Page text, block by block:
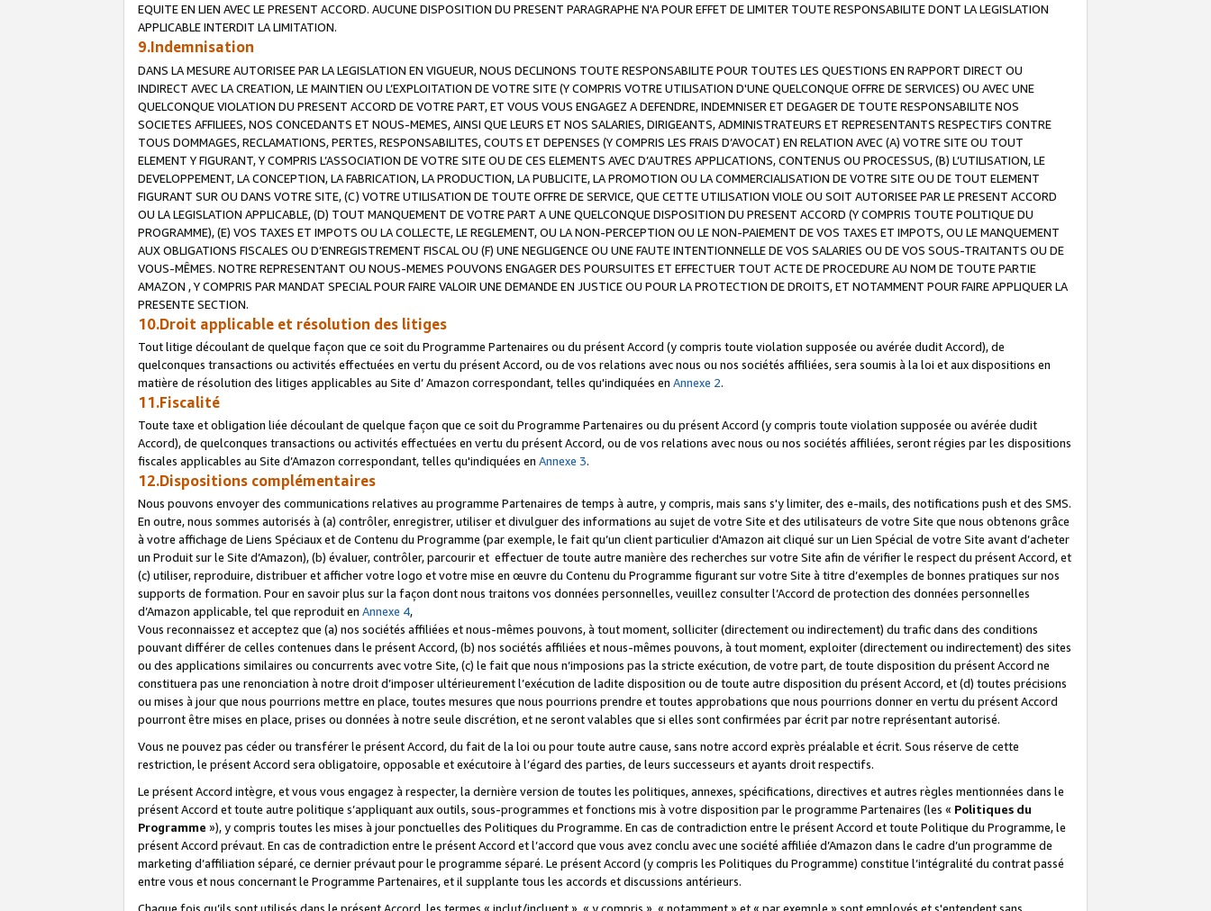
EQUITE EN LIEN AVEC LE PRESENT ACCORD. AUCUNE DISPOSITION DU PRESENT PARAGRAPHE N'A POUR EFFET DE LIMITER TOUTE RESPONSABILITE DONT LA LEGISLATION
APPLICABLE INTERDIT LA LIMITATION.
9.Indemnisation
DANS LA MESURE AUTORISEE PAR LA LEGISLATION EN VIGUEUR, NOUS DECLINONS TOUTE RESPONSABILITE POUR TOUTES LES QUESTIONS EN RAPPORT DIRECT OU
INDIRECT AVEC LA CREATION, LE MAINTIEN OU L’EXPLOITATION DE VOTRE SITE (Y COMPRIS VOTRE UTILISATION D'UNE QUELCONQUE OFFRE DE SERVICES) OU AVEC UNE
QUELCONQUE VIOLATION DU PRESENT ACCORD DE VOTRE PART, ET VOUS VOUS ENGAGEZ A DEFENDRE, INDEMNISER ET DEGAGER DE TOUTE RESPONSABILITE NOS
SOCIETES AFFILIEES, NOS CONCEDANTS ET NOUS-MEMES, AINSI QUE LEURS ET NOS SALARIES, DIRIGEANTS, ADMINISTRATEURS ET REPRESENTANTS RESPECTIFS CONTRE
TOUS DOMMAGES, RECLAMATIONS, PERTES, RESPONSABILITES, COUTS ET DEPENSES (Y COMPRIS LES FRAIS D’AVOCAT) EN RELATION AVEC (A) VOTRE SITE OU TOUT
ELEMENT Y FIGURANT, Y COMPRIS L’ASSOCIATION DE VOTRE SITE OU DE CES ELEMENTS AVEC D’AUTRES APPLICATIONS, CONTENUS OU PROCESSUS, (B) L’UTILISATION, LE
DEVELOPPEMENT, LA CONCEPTION, LA FABRICATION, LA PRODUCTION, LA PUBLICITE, LA PROMOTION OU LA COMMERCIALISATION DE VOTRE SITE OU DE TOUT ELEMENT
FIGURANT SUR OU DANS VOTRE SITE, (C) VOTRE UTILISATION DE TOUTE OFFRE DE SERVICE, QUE CETTE UTILISATION VIOLE OU SOIT AUTORISEE PAR LE PRESENT ACCORD
OU LA LEGISLATION APPLICABLE, (D) TOUT MANQUEMENT DE VOTRE PART A UNE QUELCONQUE DISPOSITION DU PRESENT ACCORD (Y COMPRIS TOUTE POLITIQUE DU
PROGRAMME), (E) VOS TAXES ET IMPOTS OU LA COLLECTE, LE REGLEMENT, OU LA NON-PERCEPTION OU LE NON-PAIEMENT DE VOS TAXES ET IMPOTS, OU LE MANQUEMENT
AUX OBLIGATIONS FISCALES OU D’ENREGISTREMENT FISCAL OU (F) UNE NEGLIGENCE OU UNE FAUTE INTENTIONNELLE DE VOS SALARIES OU DE VOS SOUS-TRAITANTS OU DE
VOUS-MÊMES. NOTRE REPRESENTANT OU NOUS-MEMES POUVONS ENGAGER DES POURSUITES ET EFFECTUER TOUT ACTE DE PROCEDURE AU NOM DE TOUTE PARTIE
AMAZON , Y COMPRIS PAR MANDAT SPECIAL POUR FAIRE VALOIR UNE DEMANDE EN JUSTICE OU POUR LA PROTECTION DE DROITS, ET NOTAMMENT POUR FAIRE APPLIQUER LA
PRESENTE SECTION.
10.Droit applicable et résolution des litiges
Tout litige découlant de quelque façon que ce soit du Programme Partenaires ou du présent Accord (y compris toute violation supposée ou avérée dudit Accord), de
quelconques transactions ou activités effectuées en vertu du présent Accord, ou de vos relations avec nous ou nos sociétés affiliées, sera soumis à la loi et aux dispositions en
matière de résolution des litiges applicables au Site d’ Amazon correspondant, telles qu'indiquées en Annexe 2.
11.Fiscalité
Toute taxe et obligation liée découlant de quelque façon que ce soit du Programme Partenaires ou du présent Accord (y compris toute violation supposée ou avérée dudit
Accord), de quelconques transactions ou activités effectuées en vertu du présent Accord, ou de vos relations avec nous ou nos sociétés affiliées, seront régies par les dispositions
fiscales applicables au Site d’Amazon correspondant, telles qu'indiquées en Annexe 3.
12.Dispositions complémentaires
Nous pouvons envoyer des communications relatives au programme Partenaires de temps à autre, y compris, mais sans s'y limiter, des e-mails, des notifications push et des SMS.
En outre, nous sommes autorisés à (a) contrôler, enregistrer, utiliser et divulguer des informations au sujet de votre Site et des utilisateurs de votre Site que nous obtenons grâce
à votre affichage de Liens Spéciaux et de Contenu du Programme (par exemple, le fait qu’un client particulier d'Amazon ait cliqué sur un Lien Spécial de votre Site avant d’acheter
un Produit sur le Site d’Amazon), (b) évaluer, contrôler, parcourir et effectuer de toute autre manière des recherches sur votre Site afin de vérifier le respect du présent Accord, et
(c) utiliser, reproduire, distribuer et afficher votre logo et votre mise en œuvre du Contenu du Programme figurant sur votre Site à titre d’exemples de bonnes pratiques sur nos
supports de formation. Pour en savoir plus sur la façon dont nous traitons vos données personnelles, veuillez consulter l’Accord de protection des données personnelles
d’Amazon applicable, tel que reproduit en Annexe 4,
Vous reconnaissez et acceptez que (a) nos sociétés affiliées et nous-mêmes pouvons, à tout moment, solliciter (directement ou indirectement) du trafic dans des conditions
pouvant différer de celles contenues dans le présent Accord, (b) nos sociétés affiliées et nous-mêmes pouvons, à tout moment, exploiter (directement ou indirectement) des sites
ou des applications similaires ou concurrents avec votre Site, (c) le fait que nous n’imposions pas la stricte exécution, de votre part, de toute disposition du présent Accord ne
constituera pas une renonciation à notre droit d’imposer ultérieurement l’exécution de ladite disposition ou de toute autre disposition du présent Accord, et (d) toutes précisions
ou mises à jour que nous pourrions mettre en place, toutes mesures que nous pourrions prendre et toutes approbations que nous pourrions donner en vertu du présent Accord
pourront être mises en place, prises ou données à notre seule discrétion, et ne seront valables que si elles sont confirmées par écrit par notre représentant autorisé.
Vous ne pouvez pas céder ou transférer le présent Accord, du fait de la loi ou pour toute autre cause, sans notre accord exprès préalable et écrit. Sous réserve de cette
restriction, le présent Accord sera obligatoire, opposable et exécutoire à l’égard des parties, de leurs successeurs et ayants droit respectifs.
Le présent Accord intègre, et vous vous engagez à respecter, la dernière version de toutes les politiques, annexes, spécifications, directives et autres règles mentionnées dans le
présent Accord et toute autre politique s’appliquant aux outils, sous-programmes et fonctions mis à votre disposition par le programme Partenaires (les « Politiques du
Programme »), y compris toutes les mises à jour ponctuelles des Politiques du Programme. En cas de contradiction entre le présent Accord et toute Politique du Programme, le
présent Accord prévaut. En cas de contradiction entre le présent Accord et l’accord que vous avez conclu avec une société affiliée d’Amazon dans le cadre d’un programme de
marketing d’affiliation séparé, ce dernier prévaut pour le programme séparé. Le présent Accord (y compris les Politiques du Programme) constitue l’intégralité du contrat passé
entre vous et nous concernant le Programme Partenaires, et il supplante tous les accords et discussions antérieurs.